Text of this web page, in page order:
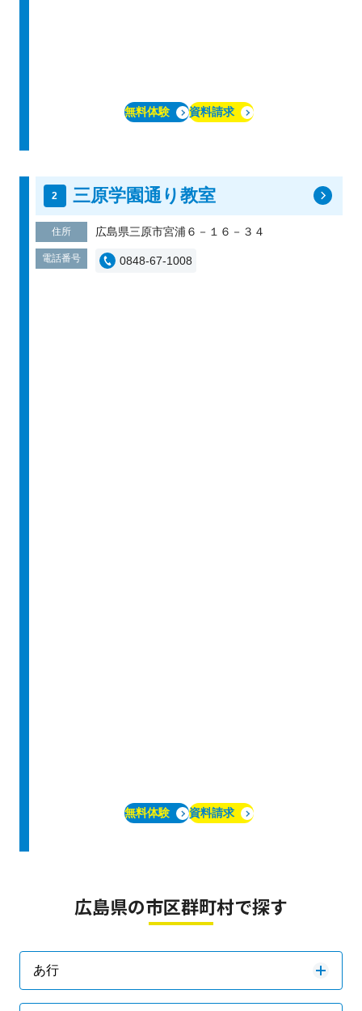
無料体験 資料請求
三原学園通り教室
住所 広島県三原市宮浦６－１６－３４
電話番号 0848-67-1008
無料体験 資料請求
広島県の市区群町村で探す
あ行